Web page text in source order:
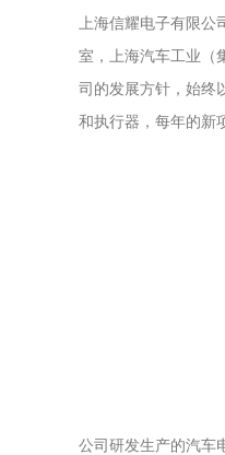
上海信耀电子有限
室，上海汽车工业（
司的发展方针，始终
和执行器，每年的新
公司研发生产的汽车